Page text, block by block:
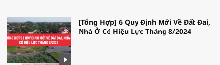
[Tổng Hợp] 6 Quy Định Mới Về Đất Đai,
Nhà Ở Có Hiệu Lực Tháng 8/2024